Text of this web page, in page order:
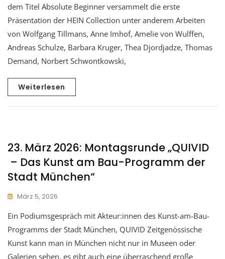
dem Titel Absolute Beginner versammelt die erste
Präsentation der HEIN Collection unter anderem Arbeiten
von Wolfgang Tillmans, Anne Imhof, Amelie von Wulffen,
Andreas Schulze, Barbara Kruger, Thea Djordjadze, Thomas
Demand, Norbert Schwontkowski,
Weiterlesen
23. März 2026: Montagsrunde „QUIVID
– Das Kunst am Bau-Programm der
Stadt München“
März 5, 2026
Ein Podiumsgespräch mit Akteur:innen des Kunst-am-Bau-
Programms der Stadt München, QUIVID Zeitgenössische
Kunst kann man in München nicht nur in Museen oder
Galerien sehen, es gibt auch eine überraschend große